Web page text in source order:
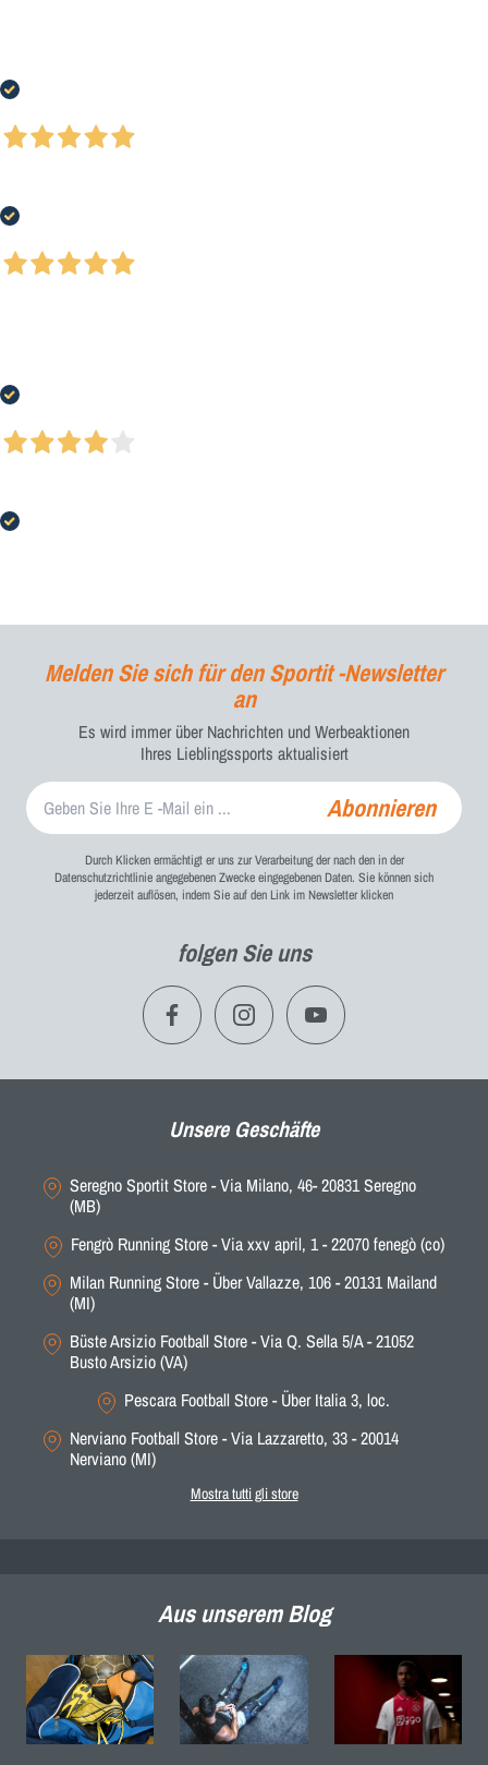
Melden Sie sich für den Sportit -Newsletter
an
Es wird immer über Nachrichten und Werbeaktionen
Ihres Lieblingssports aktualisiert
Abonnieren
Durch Klicken ermächtigt er uns zur Verarbeitung der nach den in der
Datenschutzrichtlinie angegebenen Zwecke eingegebenen Daten. Sie können sich
jederzeit auflösen, indem Sie auf den Link im Newsletter klicken
folgen Sie uns
Unsere Geschäfte
Seregno Sportit Store - Via Milano, 46- 20831 Seregno
(MB)
Fengrò Running Store - Via xxv april, 1 - 22070 fenegò (co)
Milan Running Store - Über Vallazze, 106 - 20131 Mailand
(MI)
Büste Arsizio Football Store - Via Q. Sella 5/A - 21052
Busto Arsizio (VA)
Pescara Football Store - Über Italia 3, loc.
Nerviano Football Store - Via Lazzaretto, 33 - 20014
Nerviano (MI)
Mostra tutti gli store
Aus unserem Blog